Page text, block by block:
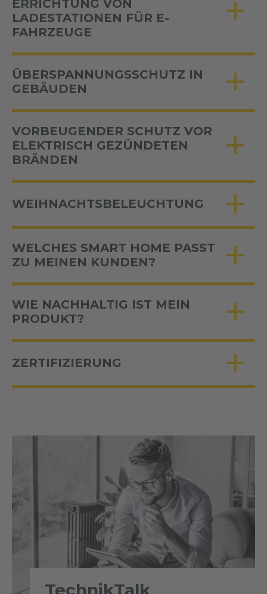
ERRICHTUNG VON
LADESTATIONEN FÜR E-
FAHRZEUGE
ÜBERSPANNUNGSSCHUTZ IN
GEBÄUDEN
VORBEUGENDER SCHUTZ VOR
ELEKTRISCH GEZÜNDETEN
BRÄNDEN
WEIHNACHTSBELEUCHTUNG
WELCHES SMART HOME PASST
ZU MEINEN KUNDEN?
WIE NACHHALTIG IST MEIN
PRODUKT?
ZERTIFIZIERUNG
TechnikTalk